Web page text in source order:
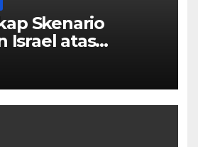
Skenario
Israel atas
Buku Ilan